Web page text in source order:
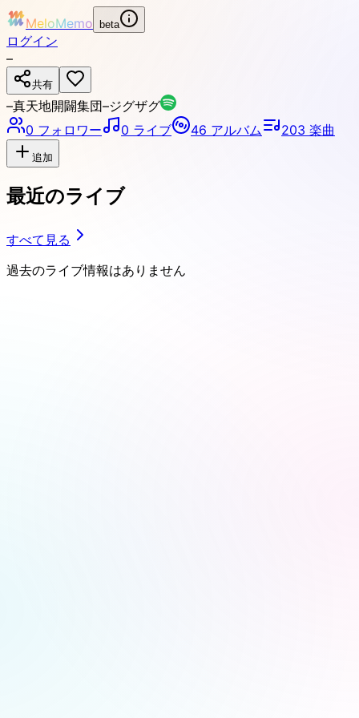
MeloMemo beta
ログイン
–
共有
–真天地開闢集団–ジグザグ
0 フォロワー 0 ライブ 46 アルバム 203 楽曲
追加
最近のライブ
すべて見る
過去のライブ情報はありません